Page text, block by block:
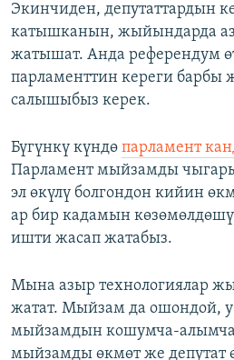
Экинчиден, депутаттардын
катышканын, жыйындарда аз
жатышат. Анда референдум
парламенттин кереги барбы
салышыбыз керек.
Бүгүнкү күндө парламент
Парламент мыйзамды
эл өкүлү болгондон кийин
ар бир кадамын
ишти жасап жатабыз.
Мына азыр технологиялар
жатат. Мыйзам да ошондой,
мыйзамдын кошумча-
мыйзамды өкмөт же депутат